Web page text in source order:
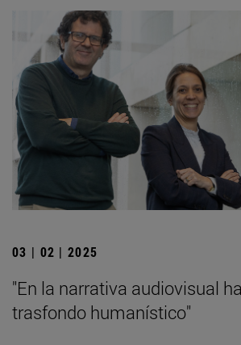
03 | 02 | 2025
"En la narrativa audiovisual
trasfondo humanístico"